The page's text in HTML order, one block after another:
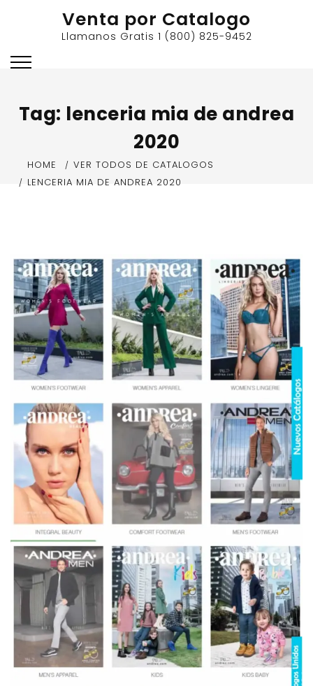
Venta por Catalogo
Llamanos Gratis 1 (800) 825-9452
Tag: lenceria mia de andrea
2020
HOME
VER TODOS DE CATALOGOS
LENCERIA MIA DE ANDREA 2020